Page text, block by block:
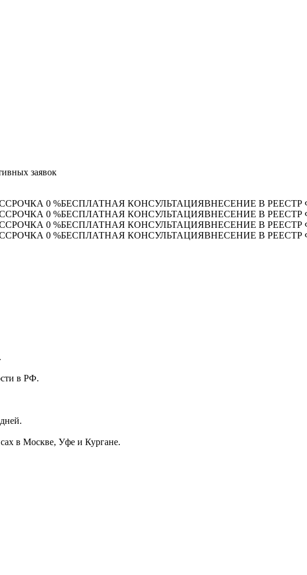
заявок
0 %БЕСПЛАТНАЯ КОНСУЛЬТАЦИЯВНЕСЕНИЕ В РЕЕСТР
0 %БЕСПЛАТНАЯ КОНСУЛЬТАЦИЯВНЕСЕНИЕ В РЕЕСТР
0 %БЕСПЛАТНАЯ КОНСУЛЬТАЦИЯВНЕСЕНИЕ В РЕЕСТР
0 %БЕСПЛАТНАЯ КОНСУЛЬТАЦИЯВНЕСЕНИЕ В РЕЕСТР
в РФ.
в Москве, Уфе и Кургане.